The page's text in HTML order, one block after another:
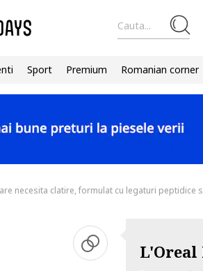
Cauta...
Sport Premium Romanian corner
necesita clatire, formulat cu legaturi peptidice
L'Oreal